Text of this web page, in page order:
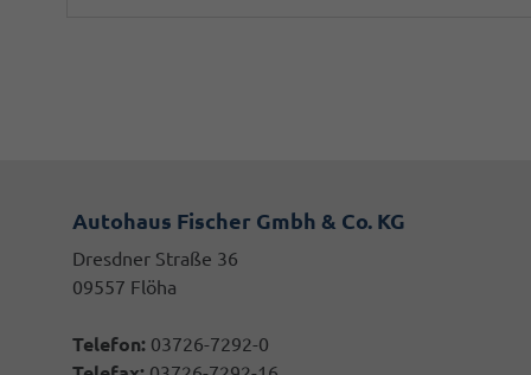
Autohaus Fischer Gmbh & Co. KG
Dresdner Straße 36
09557 Flöha
Telefon: 03726-7292-0